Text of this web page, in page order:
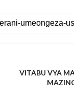
VITABU VYA